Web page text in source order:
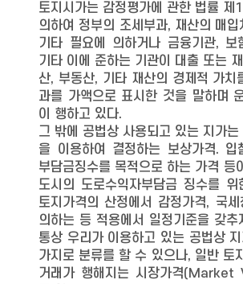
토지시가는 감정평가에 관한 법률 제
의하여 정부의 조세부과, 재산의 매
기타 필요에 의하거나 금융기관, 보
기타 이에 준하는 기관이 대출 또는
산, 부동산, 기타 재산의 경제적 가치
과를 가액으로 표시한 것을 말하며
이 행하고 있다.
그 밖에 공법상 사용되고 있는 지가
을 이용하여 결정하는 보상가격. 입
부담금징수를 목적으로 하는 가격 등
도시의 도로수익자부담금 징수를
토지가격의 산정에서 감정가격, 국세
의하는 등 적용에서 일정기준을 갖추
통상 우리가 이용하고 있는 공법상
가지로 분류를 할 수 있으나, 일반 토
거래가 행해지는 시장가격(Market